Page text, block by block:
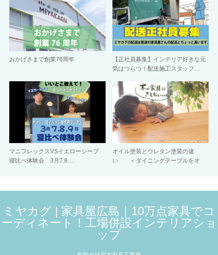
おかげさまで創業76周年
【正社員募集】インテリア好きな元
気はつらつ！配送施工スタッフ…
マニフレックスVSイエローシープ
寝比べ体験会 3月7.8.…
オイル塗装とウレタン塗装の違
い ＜ダイニングテーブルをオ
ミヤカグ | 家具屋広島｜10万点家具でコ
ーディネート！工場併設インテリアショ
ップ